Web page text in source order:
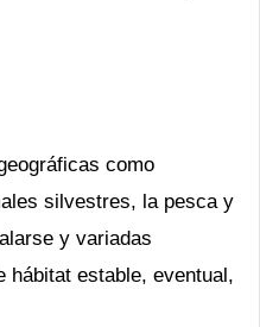
como
silvestres, la pesca y
y variadas
hábitat estable, eventual,